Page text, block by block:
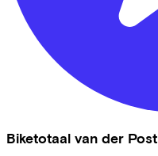
Biketotaal van der Post